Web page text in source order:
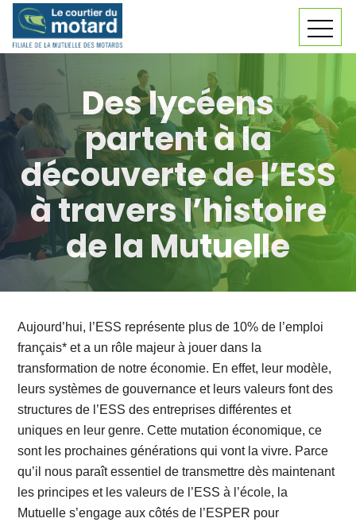
Skip
Des lycéens
partent à la
découverte de l’ESS
à travers l’histoire
de la Mutuelle
Aujourd’hui, l’ESS représente plus de 10% de l’emploi
français* et a un rôle majeur à jouer dans la
transformation de notre économie. En effet, leur modèle,
leurs systèmes de gouvernance et leurs valeurs font des
structures de l’ESS des entreprises différentes et
uniques en leur genre. Cette mutation économique, ce
sont les prochaines générations qui vont la vivre. Parce
qu’il nous paraît essentiel de transmettre dès maintenant
les principes et les valeurs de l’ESS à l’école, la
Mutuelle s’engage aux côtés de l’ESPER pour